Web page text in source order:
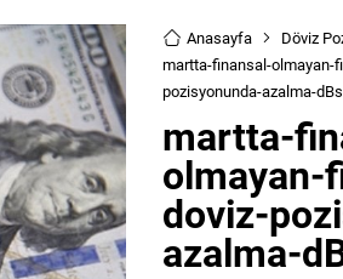
Anasayfa
Döviz
martta-finansal-olmayan-
pozisyonunda-azalma-
martta-
olmayan-
doviz-
azalma-